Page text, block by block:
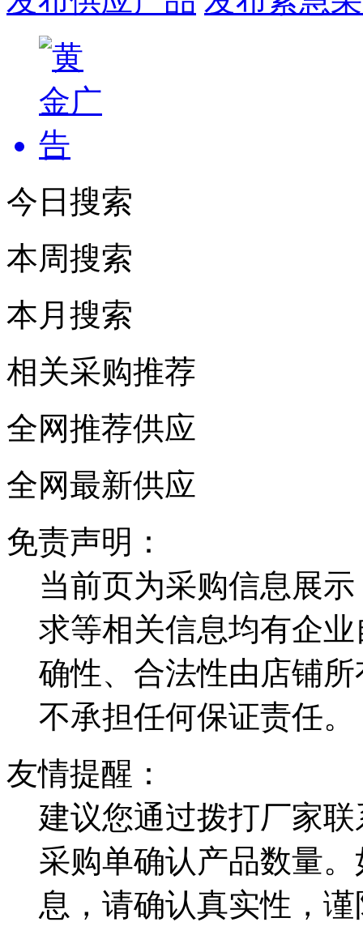
今日搜索
本周搜索
本月搜索
相关采购推荐
全网推荐供应
全网最新供应
免责声明：
当前页为采购信息展
求等相关信息均有企
确性、合法性由店铺
不承担任何保证责任。
友情提醒：
建议您通过拨打厂家
采购单确认产品数量
息，请确认真实性，